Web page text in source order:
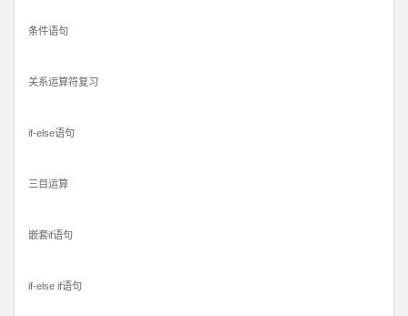
条件语句
关系运算符复习
if-else语句
三目运算
嵌套if语句
if-else if语句